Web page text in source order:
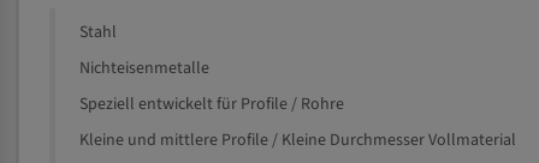
Stahl
Nichteisenmetalle
Speziell entwickelt für Profile / Rohre
Kleine und mittlere Profile / Kleine Durchmesser Vollmaterial